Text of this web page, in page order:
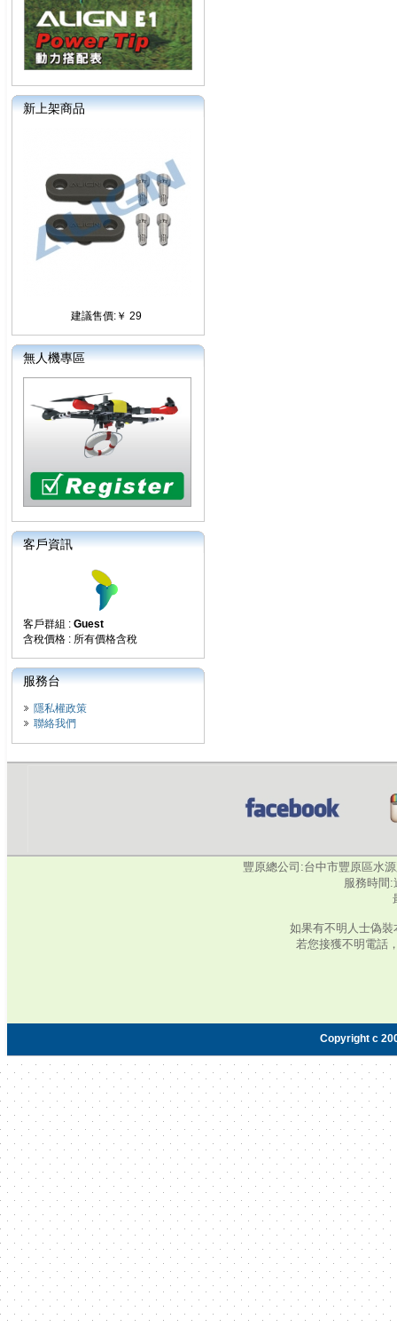
新上架商品
建議售價:￥ 29
無人機專區
客戶資訊
客戶群組 : Guest
含稅價格 : 所有價格含稅
服務台
隱私權政策
聯絡我們
豐原總公司:台中市豐原區水
服務時間:
如果有不明人士偽
若您接獲不明電話
Copyright c